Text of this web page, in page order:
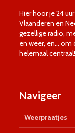
Hier hoor je 24
Vlaanderen en
gezellige radio,
en weer, en… om
helemaal centraal!
Navigeer
Weerpraatjes